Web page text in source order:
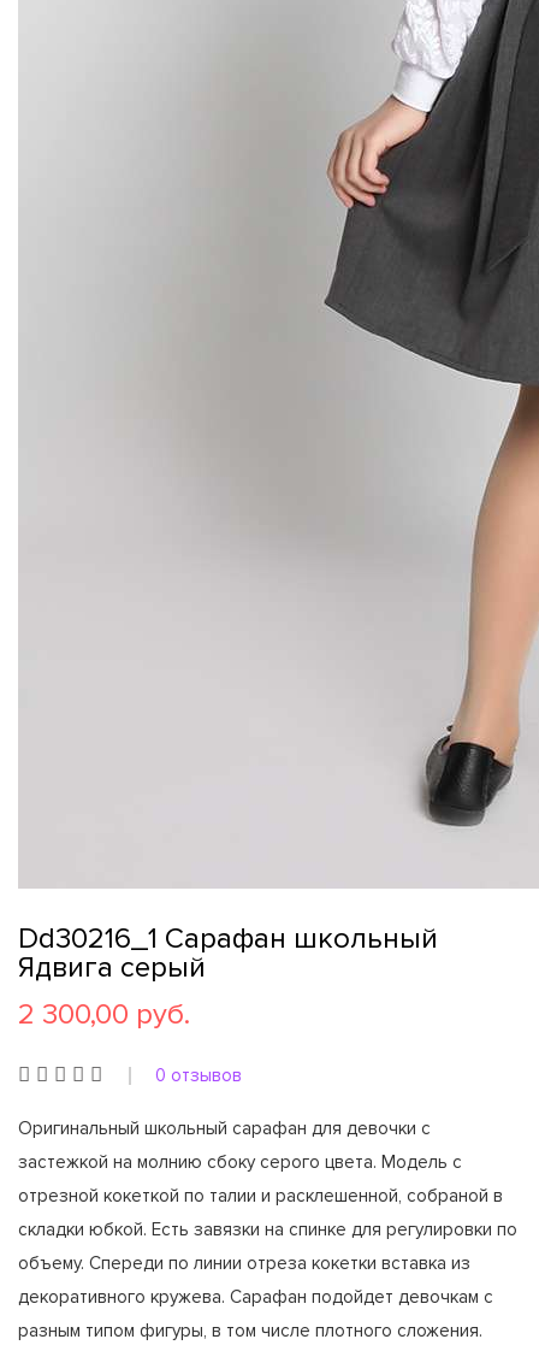
Dd30216_1 Сарафан школьный
Ядвига серый
2 300,00 руб.
0 отзывов
Оригинальный школьный сарафан для девочки с
застежкой на молнию сбоку серого цвета. Модель с
отрезной кокеткой по талии и расклешенной, собраной в
складки юбкой. Есть завязки на спинке для регулировки по
объему. Спереди по линии отреза кокетки вставка из
декоративного кружева. Сарафан подойдет девочкам с
разным типом фигуры, в том числе плотного сложения.